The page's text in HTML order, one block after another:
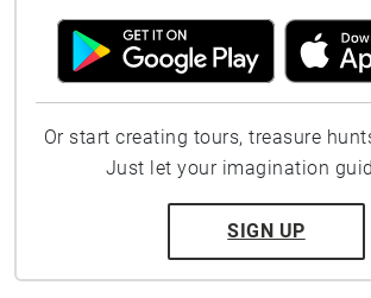
Or start creating tours, treasure
Just let your imagination
SIGN UP